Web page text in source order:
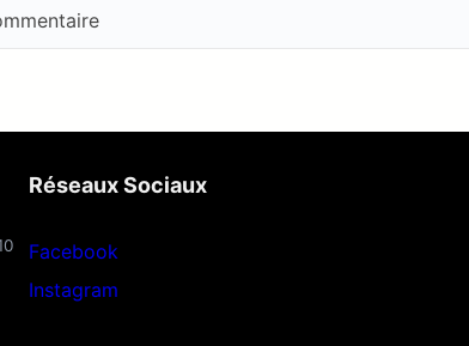
Réseaux Sociaux
Facebook
Instagram